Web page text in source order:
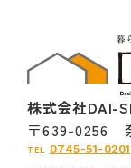
株式会社DAI-
〒639-0256
TEL 0745-51-0201